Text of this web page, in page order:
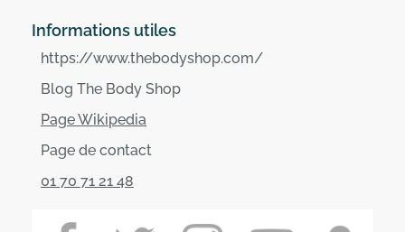
Informations utiles
https://www.thebodyshop.com/
Blog The Body Shop
Page Wikipedia
Page de contact
01 70 71 21 48